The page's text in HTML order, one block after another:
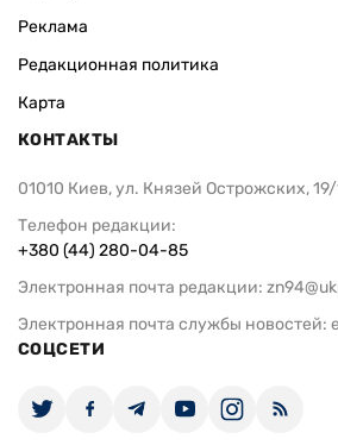
Реклама
Редакционная политика
Карта
КОНТАКТЫ
01010 Киев, ул. Князей Острожских, 19/
Телефон редакции:
+380 (44) 280-04-85
Электронная почта редакции:
Электронная почта службы новостей:
СОЦСЕТИ